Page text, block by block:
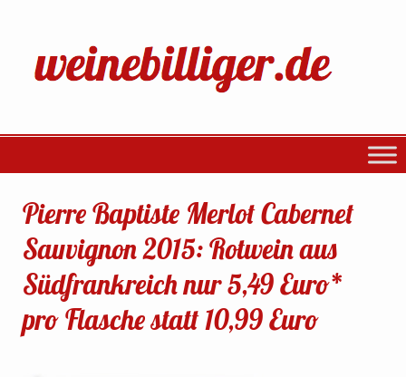
Pierre Baptiste Merlot Cabernet
Sauvignon 2015: Rotwein aus
Südfrankreich nur 5,49 Euro*
pro Flasche statt 10,99 Euro